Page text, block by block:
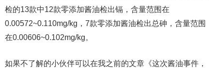
检的13款中12款零添加酱油检出镉，含量范围在
0.00572~0.110mg/kg，7款零添加酱油检出总砷，含量范围
在0.00606~0.102mg/kg。
如果不了解的小伙伴可以在我之前的文章《这次酱油事件，